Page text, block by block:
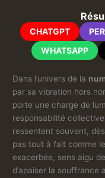
CHATGPT
WHATSAPP
Dans l’univers de la
par sa vibration hors
porte une charge de
responsabilité
ressentent souvent,
pas tout à fait comme
exacerbée, sens aigu
d’apaiser la souffrance